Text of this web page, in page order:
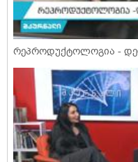
რეპროდუქტოლოგია -